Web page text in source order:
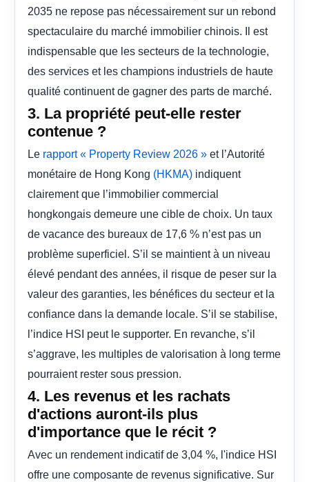
2035 ne repose pas nécessairement sur un rebond
spectaculaire du marché immobilier chinois. Il est
indispensable que les secteurs de la technologie,
des services et les champions industriels de haute
qualité continuent de gagner des parts de marché.
3. La propriété peut-elle rester
contenue ?
Le rapport « Property Review 2026 » et l’Autorité
monétaire de Hong Kong (HKMA) indiquent
clairement que l’immobilier commercial
hongkongais demeure une cible de choix. Un taux
de vacance des bureaux de 17,6 % n’est pas un
problème superficiel. S’il se maintient à un niveau
élevé pendant des années, il risque de peser sur la
valeur des garanties, les bénéfices du secteur et la
confiance dans la demande locale. S’il se stabilise,
l’indice HSI peut le supporter. En revanche, s’il
s’aggrave, les multiples de valorisation à long terme
pourraient rester sous pression.
4. Les revenus et les rachats
d'actions auront-ils plus
d'importance que le récit ?
Avec un rendement indicatif de 3,04 %, l'indice HSI
offre une composante de revenus significative. Sur